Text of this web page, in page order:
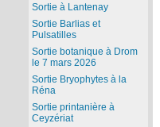
Sortie à Lantenay
Sortie Barlias et
Pulsatilles
Sortie botanique à Drom
le 7 mars 2026
Sortie Bryophytes à la
Réna
Sortie printanière à
Ceyzériat